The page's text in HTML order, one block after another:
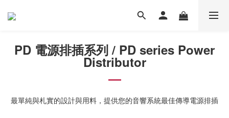
PD 電源排插系列 / PD series Power
Distributor
最單純與札實的設計與用料，提供您的音響系統最佳傳導電源排插